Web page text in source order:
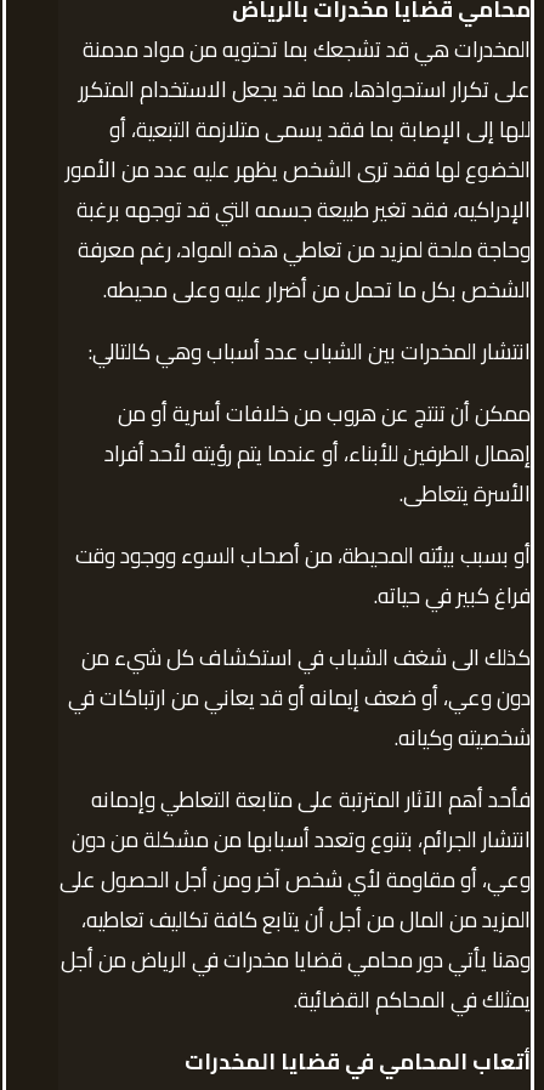
محامي قضايا مخدرات بالرياض
المخدرات هي قد تشجعك بما تحتويه من مواد مدمنة
على تكرار استحواذها، مما قد يجعل الاستخدام المتكرر
للها إلى الإصابة بما فقد يسمى متلازمة التبعية، أو
الخضوع لها فقد ترى الشخص يظهر عليه عدد من الأمور
الإدراكيه، فقد تغير طبيعة جسمه التي قد توجهه برغبة
وحاجة ملحة لمزيد من تعاطي هذه المواد، رغم معرفة
الشخص بكل ما تحمل من أضرار عليه وعلى محيطه.
انتشار المخدرات بين الشباب عدد أسباب وهي كالتالي:
ممكن أن تنتج عن هروب من خلافات أسرية أو من
إهمال الطرفين للأبناء، أو عندما يتم رؤيته لأحد أفراد
الأسرة يتعاطى.
أو بسبب بيئته المحيطة، من أصحاب السوء ووجود وقت
فراغ كبير في حياته.
كذلك الى شغف الشباب في استكشاف كل شيء من
دون وعي، أو ضعف إيمانه أو قد يعاني من ارتباكات في
شخصيته وكيانه.
فأحد أهم الآثار المترتبة على متابعة التعاطي وإدمانه
انتشار الجرائم، بتنوع وتعدد أسبابها من مشكلة من دون
وعي، أو مقاومة لأي شخص آخر ومن أجل الحصول على
المزيد من المال من أجل أن يتابع كافة تكاليف تعاطيه،
وهنا يأتي دور محامي قضايا مخدرات في الرياض من أجل
يمثلك في المحاكم القضائية.
أتعاب المحامي في قضايا المخدرات